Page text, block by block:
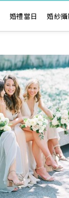
婚禮當日 婚紗